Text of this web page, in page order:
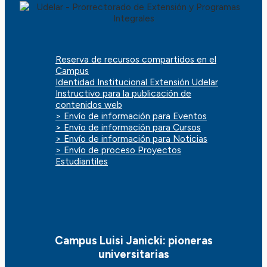
Reserva de recursos compartidos en el
Campus
Identidad Institucional Extensión Udelar
Instructivo para la publicación de
contenidos web
> Envío de información para Eventos
> Envío de información para Cursos
> Envío de información para Noticias
> Envío de proceso Proyectos
Estudiantiles
Campus Luisi Janicki: pioneras
universitarias